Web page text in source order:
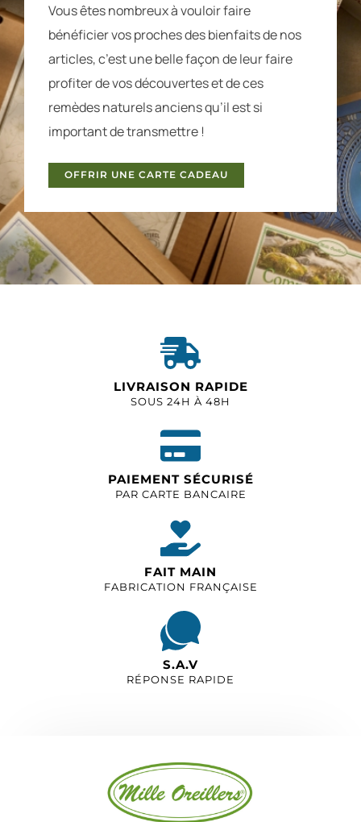
Vous êtes nombreux à vouloir faire
bénéficier vos proches des bienfaits de nos
articles, c’est une belle façon de leur faire
profiter de vos découvertes et de ces
remèdes naturels anciens qu’il est si
important de transmettre !
OFFRIR UNE CARTE CADEAU
LIVRAISON RAPIDE
SOUS 24H À 48H
PAIEMENT SÉCURISÉ
PAR CARTE BANCAIRE
FAIT MAIN
FABRICATION FRANÇAISE
S.A.V
RÉPONSE RAPIDE